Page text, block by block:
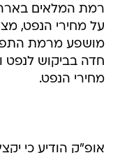
רמת המלאים
על מחירי הנפט,
מושפע מרמת
חדה בביקוש לנפט
מחירי הנפט.
אופ"ק הודיע כי